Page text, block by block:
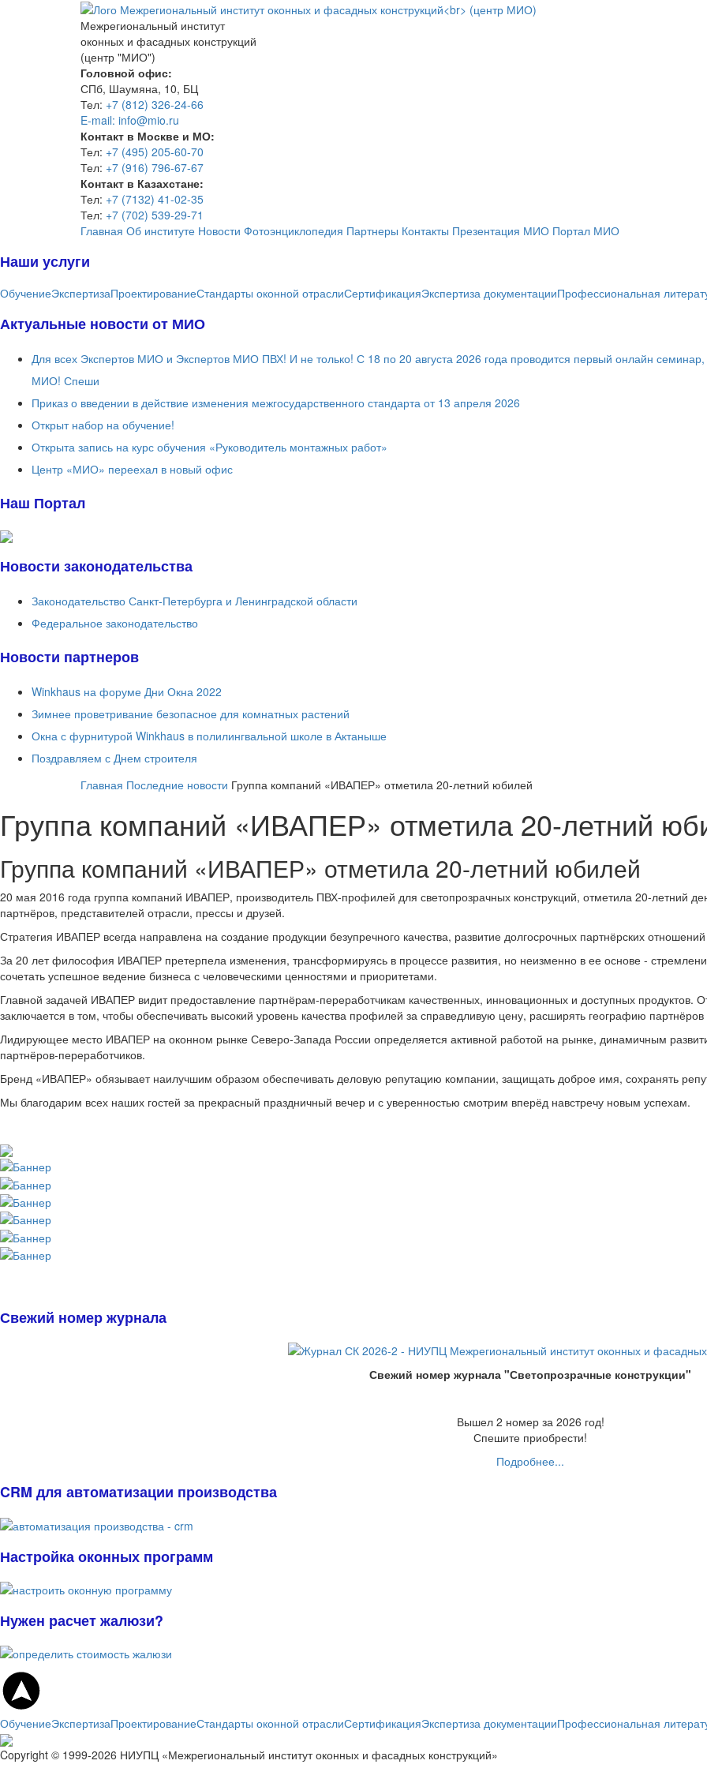
Межрегиональный институт
оконных и фасадных конструкций
(центр "МИО")
Головной офис:
СПб, Шаумяна, 10, БЦ
Тел: +7 (812) 326-24-66
E-mail: info@mio.ru
Контакт в Москве и МО:
Тел: +7 (495) 205-60-70
Тел: +7 (916) 796-67-67
Контакт в Казахстане:
Тел: +7 (7132) 41-02-35
Тел: +7 (702) 539-29-71
Главная Об институте Новости Фотоэнциклопедия Партнеры Контакты Презентация МИО Портал МИО
Наши услуги
ОбучениеЭкспертизаПроектированиеСтандарты оконной отраслиСертификацияЭкспертиза документацииПрофессиональная
Актуальные новости от МИО
Для всех Экспертов МИО и Экспертов МИО ПВХ! И не только! С 18 по 20 августа 2026 года проводится первый онлайн
МИО! Спеши
Приказ о введении в действие изменения межгосударственного стандарта от 13 апреля 2026
Открыт набор на обучение!
Открыта запись на курс обучения «Руководитель монтажных работ»
Центр «МИО» переехал в новый офис
Наш Портал
Новости законодательства
Законодательство Санкт-Петербурга и Ленинградской области
Федеральное законодательство
Новости партнеров
Winkhaus на форуме Дни Окна 2022
Зимнее проветривание безопасное для комнатных растений
Окна с фурнитурой Winkhaus в полилингвальной школе в Актаныше
Поздравляем с Днем строителя
Главная Последние новости Группа компаний «ИВАПЕР» отметила 20-летний юбилей
Группа компаний «ИВАПЕР» отметила 20-летний
Группа компаний «ИВАПЕР» отметила 20-летний юбилей
20 мая 2016 года группа компаний ИВАПЕР, производитель ПВХ-профилей для светопрозрачных конструкций, отметила 20-летний
партнёров, представителей отрасли, прессы и друзей.
Стратегия ИВАПЕР всегда направлена на создание продукции безупречного качества, развитие долгосрочных партнёрских
За 20 лет философия ИВАПЕР претерпела изменения, трансформируясь в процессе развития, но неизменно в ее основе -
сочетать успешное ведение бизнеса с человеческими ценностями и приоритетами.
Главной задачей ИВАПЕР видит предоставление партнёрам-переработчикам качественных, инновационных и доступных продуктов.
заключается в том, чтобы обеспечивать высокий уровень качества профилей за справедливую цену, расширять географию
Лидирующее место ИВАПЕР на оконном рынке Северо-Запада России определяется активной работой на рынке, динамичным
партнёров-переработчиков.
Бренд «ИВАПЕР» обязывает наилучшим образом обеспечивать деловую репутацию компании, защищать доброе имя, сохранять
Мы благодарим всех наших гостей за прекрасный праздничный вечер и с уверенностью смотрим вперёд навстречу новым успехам.
Свежий номер журнала
Свежий номер журнала "Светопрозрачные конструкции"
Вышел 2 номер за 2026 год!
Спешите приобрести!
Подробнее...
CRM для автоматизации производства
Настройка оконных программ
Нужен расчет жалюзи?
ОбучениеЭкспертизаПроектированиеСтандарты оконной отраслиСертификацияЭкспертиза документацииПрофессиональная
Copyright © 1999-2026 НИУПЦ «Межрегиональный институт оконных и фасадных конструкций»